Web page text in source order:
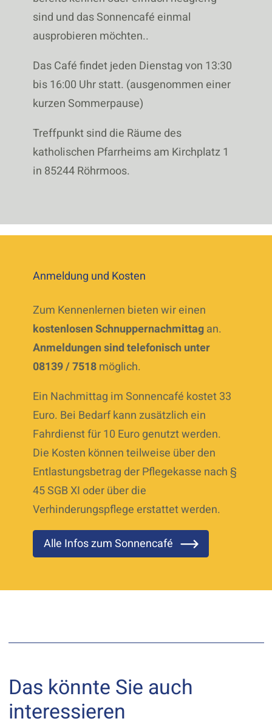
sind und das Sonnencafé einmal
ausprobieren möchten..
Das Café findet jeden Dienstag von 13:30
bis 16:00 Uhr statt. (ausgenommen einer
kurzen Sommerpause)
Treffpunkt sind die Räume des
katholischen Pfarrheims am Kirchplatz 1
in 85244 Röhrmoos.
Anmeldung und Kosten
Zum Kennenlernen bieten wir einen
kostenlosen Schnuppernachmittagan.
Anmeldungen sind telefonisch unter
08139 / 7518möglich.
Ein Nachmittag im Sonnencafé kostet 33
Euro. Bei Bedarf kann zusätzlich ein
Fahrdienst für 10 Euro genutzt werden.
Die Kosten können teilweise über den
Entlastungsbetrag der Pflegekasse nach §
45 SGB XI oder über die
Verhinderungspflege erstattet werden.
Alle Infos zum Sonnencafé
Das könnte Sie auch
interessieren